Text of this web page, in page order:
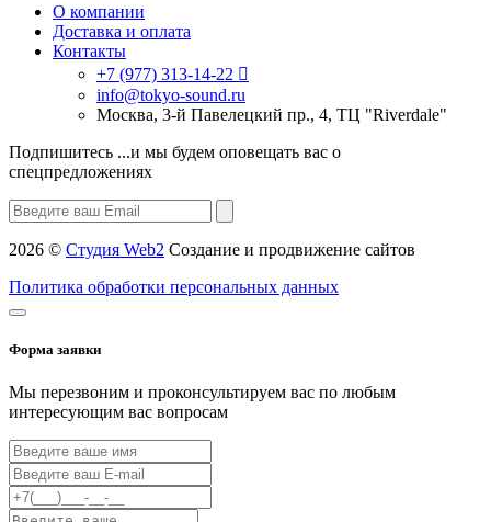
О компании
Доставка и оплата
Контакты
+7 (977) 313-14-22
info@tokyo-sound.ru
Москва, 3-й Павелецкий пр., 4, ТЦ "Riverdale"
Подпишитесь ...и мы будем оповещать вас о
спецпредложениях
2026 © Студия Web2 Создание и продвижение сайтов
Политика обработки персональных данных
Форма заявки
Мы перезвоним и проконсультируем вас по любым
интересующим вас вопросам